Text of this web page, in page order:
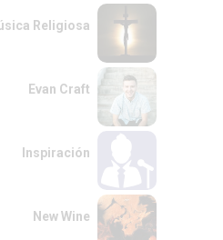
12--12----
Religiosa
Evan Craft
Inspiración
New Wine